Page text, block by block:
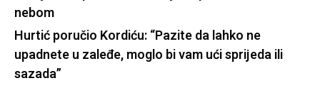
nebom
Hurtić poručio Kordiću: “Pazite da lahko ne
upadnete u zaleđe, moglo bi vam ući sprijeda ili
sazada”